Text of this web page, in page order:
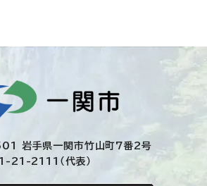
岩手県一関市竹山町7番2号
21-2111（代表）